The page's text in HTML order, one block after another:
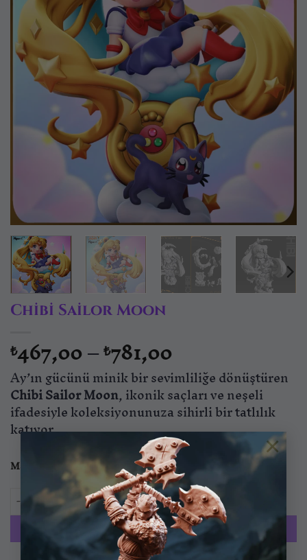
×
Chibi Sailor Moon
₺467,00–₺781,00Fiyat
aralığı:
₺467,00
-
₺781,00
Ay’ın gücünü minik bir sevimliliğe dönüştüren
ChibiSailor Moon, ikonik saçları ve neşeli
ifadesiyle koleksiyonunuza sihirli bir tatlılık
katıyor.
Malzeme Standart ABS
Chibi Sailor Moon adet
SEPETE EKLE